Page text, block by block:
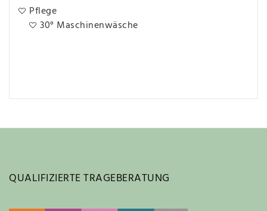
Pflege
30° Maschinenwäsche
QUALIFIZIERTE TRAGEBERATUNG